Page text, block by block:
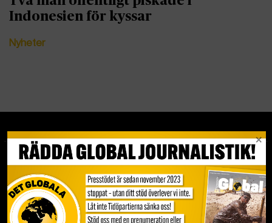
Indonesien för kyssar
Nyheter
Tipsa redaktionen
redaktionenglobal@tidningenglobal.se